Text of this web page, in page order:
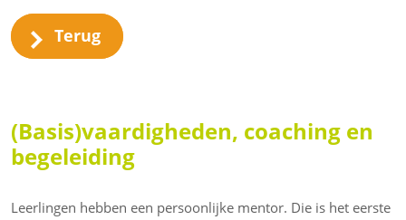
Terug
(Basis)vaardigheden, coaching en
begeleiding
Leerlingen hebben een persoonlijke mentor. Die is het eerste